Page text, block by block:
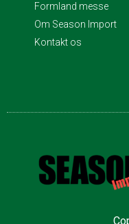
Formland messe
Om Season Import
Kontakt os